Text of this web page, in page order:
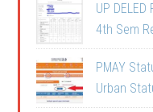
UP
4th Sem
PMAY
Urban